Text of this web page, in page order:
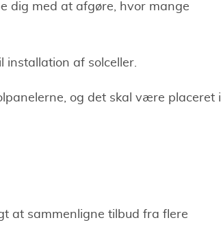
dig med at afgøre, hvor mange
installation af solceller.
og det skal være placeret i
at sammenligne tilbud fra flere